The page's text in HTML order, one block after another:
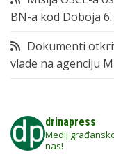
BN-a kod Doboja
Dokumenti
vlade na agenciju
drinapress
Medij
nas!